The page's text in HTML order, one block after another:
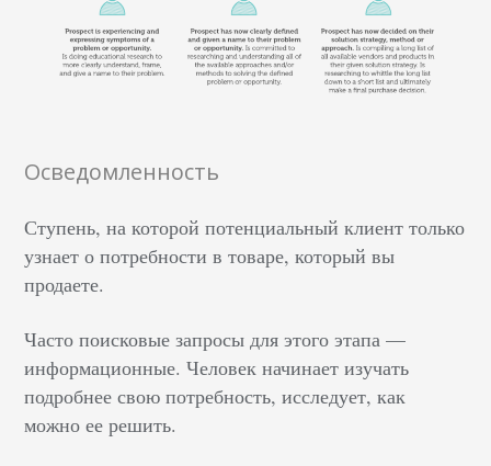
Осведомленность
Ступень, на которой потенциальный клиент только
узнает о потребности в товаре, который вы
продаете.
Часто поисковые запросы для этого этапа —
информационные. Человек начинает изучать
подробнее свою потребность, исследует, как
можно ее решить.